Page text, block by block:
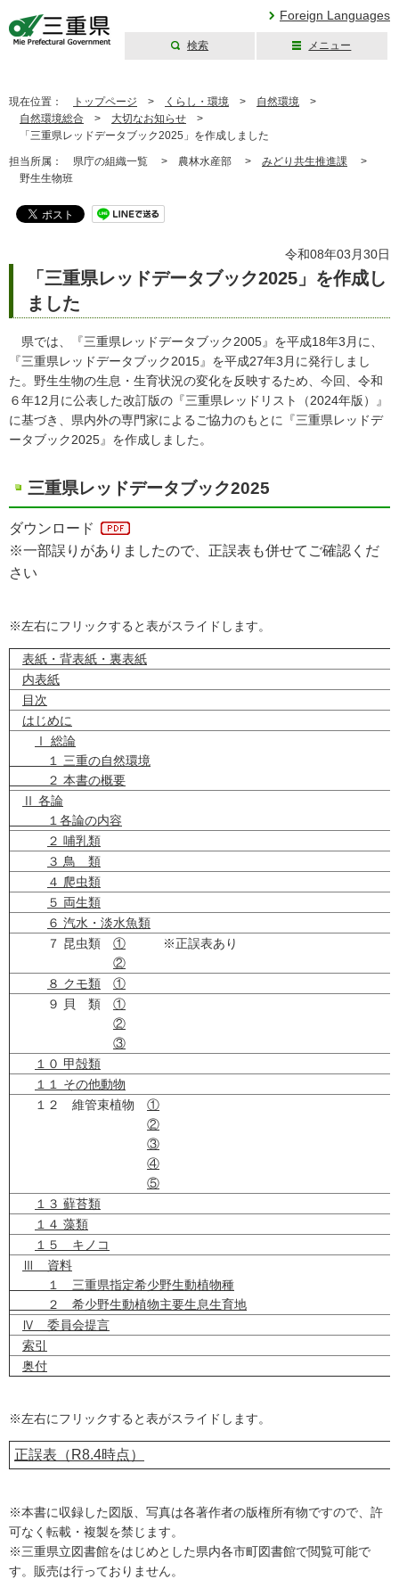
Foreign Languages
検索 メニュー
現在位置： トップページ > くらし・環境 > 自然環境 >
自然環境総合 > 大切なお知らせ >
「三重県レッドデータブック2025」を作成しました
担当所属： 県庁の組織一覧 > 農林水産部 > みどり共生推進課 >
野生生物班
令和08年03月30日
「三重県レッドデータブック2025」を作成し
ました
県では、『三重県レッドデータブック2005』を平成18年3月に、
『三重県レッドデータブック2015』を平成27年3月に発行しまし
た。野生生物の生息・生育状況の変化を反映するため、今回、令和
６年12月に公表した改訂版の『三重県レッドリスト（2024年版）』
に基づき、県内外の専門家によるご協力のもとに『三重県レッドデ
ータブック2025』を作成しました。
三重県レッドデータブック2025
ダウンロード
※一部誤りがありましたので、正誤表も併せてご確認くだ
さい
※左右にフリックすると表がスライドします。
表紙・背表紙・裏表紙
内表紙
目次
はじめに
Ⅰ 総論
１ 三重の自然環境
２ 本書の概要
Ⅱ 各論
１各論の内容
２ 哺乳類
３ 鳥 類
４ 爬虫類
５ 両生類
６ 汽水・淡水魚類
７ 昆虫類 ① ※正誤表あり
②
８ クモ類
①
９ 貝 類 ①
②
③
１０ 甲殻類
１１ その他動物
１２ 維管束植物 ①
②
③
④
⑤
１３ 蘚苔類
１４ 藻類
１５ キノコ
Ⅲ 資料
１ 三重県指定希少野生動植物種
２ 希少野生動植物主要生息生育地
Ⅳ 委員会提言
索引
奥付
※左右にフリックすると表がスライドします。
正誤表（R8.4時点）
※本書に収録した図版、写真は各著作者の版権所有物ですので、許
可なく転載・複製を禁じます。
※三重県立図書館をはじめとした県内各市町図書館で閲覧可能で
す。販売は行っておりません。